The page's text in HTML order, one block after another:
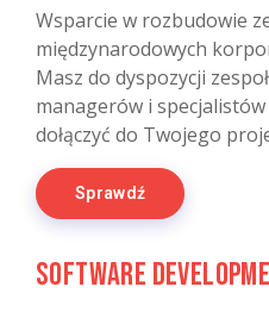
Wsparcie w rozbudowie
międzynarodowych
Masz do dyspozycji
managerów i
dołączyć do Twojego
Sprawdź
Software